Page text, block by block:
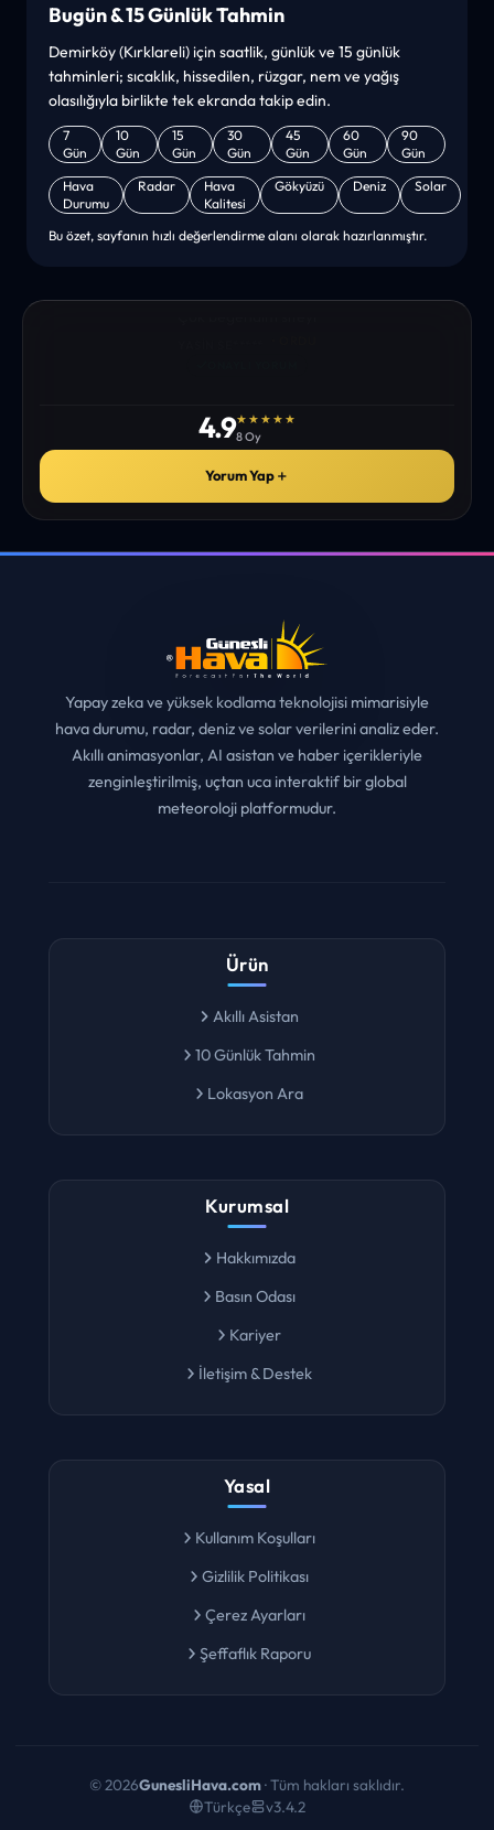
Bugün & 15 Günlük Tahmin
Demirköy (Kırklareli) için saatlik, günlük ve 15 günlük
tahminleri; sıcaklık, hissedilen, rüzgar, nem ve yağış
olasılığıyla birlikte tek ekranda takip edin.
7
Gün
10
Gün
15
Gün
30
Gün
45
Gün
60
Gün
90
Gün
Hava
Durumu
Radar
Hava
Kalitesi
Gökyüzü Deniz Solar
Bu özet, sayfanın hızlı değerlendirme alanı olarak hazırlanmıştır.
4.9★★★★★
Yapay zeka ve yüksek kodlama teknolojisi mimarisiyle
hava durumu, radar, deniz ve solar verilerini analiz eder.
Akıllı animasyonlar, AI asistan ve haber içerikleriyle
zenginleştirilmiş, uçtan uca interaktif bir global
Ürün
Kurumsal
Yasal
GunesliHava.com· Tüm hakları saklıdır.